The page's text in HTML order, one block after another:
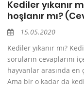
Kediler yıkanır
hoşlanır mı?
15.05.2020
Kediler yıkanır mı?
soruların cevaplarını
hayvanlar arasında
Ama bir o kadar da